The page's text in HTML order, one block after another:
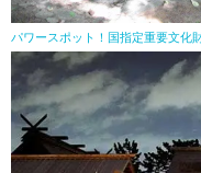
パワースポット！国指定重要文化